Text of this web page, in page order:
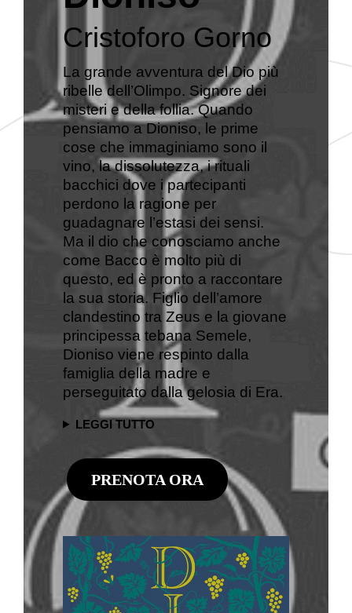
Cristoforo Gorno
La grande avventura del Dio più
ribelle dell’Olimpo. Signore dei
misteri e della follia. Quando
pensiamo a Dioniso, le prime
cose che immaginiamo sono il
vino, la dissolutezza, i rituali
bacchici dove i partecipanti
perdono la ragione per
guadagnare l’estasi dei sensi.
Ma il dio che conosciamo anche
come Bacco è molto più di
questo, ed è pronto a raccontare
la sua storia. Figlio dell’amore
clandestino tra Zeus e la giovane
principessa tebana Semele,
Dioniso viene respinto dalla
famiglia della madre e
perseguitato dalla gelosia di Era.
LEGGI TUTTO
PRENOTA ORA